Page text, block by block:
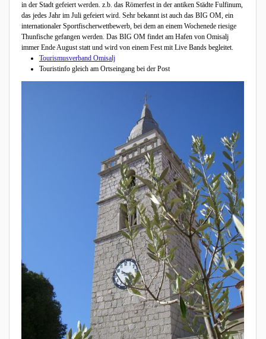
in der Stadt gefeiert werden. z.b. das Römerfest in der antiken Städte Fulfinum,
das jedes Jahr im Juli gefeiert wird. Sehr bekannt ist auch das BIG OM, ein
internationaler Sportfischerwettbewerb, bei dem an einem Wochenede riesige
Thunfische gefangen werden. Das BIG OM findet am Hafen von Omisalj
immer Ende August statt und wird von einem Fest mit Live Bands begleitet.
Tourismusverband Omisalj
Touristinfo gleich am Ortseingang bei der Post